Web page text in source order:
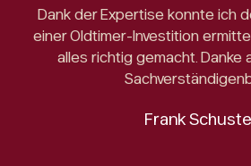
Dank der Expertise konnte ich
einer Oldtimer-Investition
alles richtig gemacht. Danke
Frank